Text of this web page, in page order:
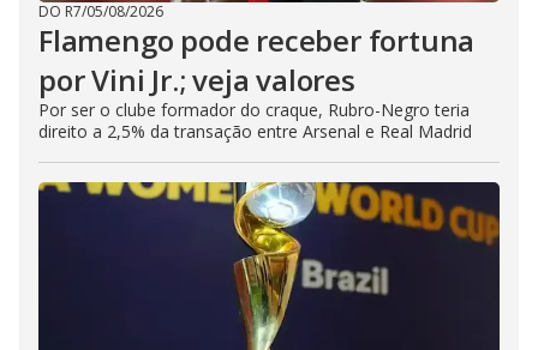
DO R7/05/08/2026
Flamengo pode receber fortuna
por Vini Jr.; veja valores
Por ser o clube formador do craque, Rubro-Negro teria
direito a 2,5% da transação entre Arsenal e Real Madrid